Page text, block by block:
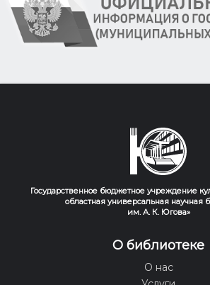
Государственное бюджетное учреждение
областная универсальная научная
им. А. К. Югова»
О библиотеке
О нас